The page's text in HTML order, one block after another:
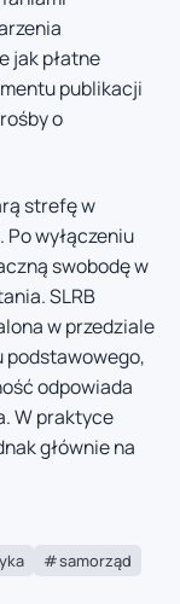
jak płatne
publikacji
o
strefę w
wyłączeniu
swobodę w
SLRB
w przedziale
podstawowego,
odpowiada
W praktyce
głównie na
samorząd